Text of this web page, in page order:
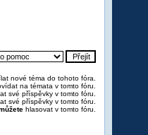
nové téma do tohoto fóra.
na témata v tomto fóru.
své příspěvky v tomto fóru.
své příspěvky v tomto fóru.
hlasovat v tomto fóru.